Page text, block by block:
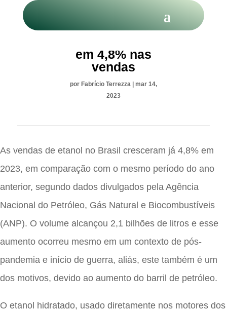
em 4,8% nas
vendas
por Fabrício Terrezza | mar 14,
2023
As vendas de etanol no Brasil cresceram já 4,8% em
2023, em comparação com o mesmo período do ano
anterior, segundo dados divulgados pela Agência
Nacional do Petróleo, Gás Natural e Biocombustíveis
(ANP). O volume alcançou 2,1 bilhões de litros e esse
aumento ocorreu mesmo em um contexto de pós-
pandemia e início de guerra, aliás, este também é um
dos motivos, devido ao aumento do barril de petróleo.
O etanol hidratado, usado diretamente nos motores dos